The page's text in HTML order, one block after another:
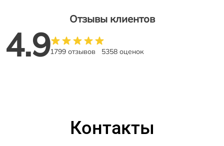
Отзывы клиентов
4.91799 отзывов 5358 оценок
Контакты